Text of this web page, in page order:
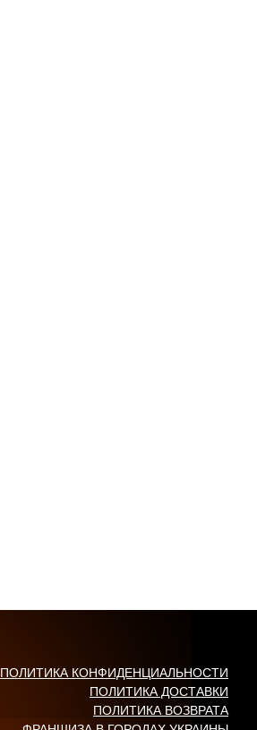
ПОЛИТИКА КОНФИДЕНЦИАЛЬНОСТИ
ПОЛИТИКА ДОСТАВКИ
ПОЛИТИКА ВОЗВРАТА